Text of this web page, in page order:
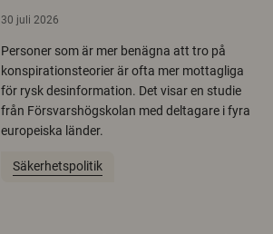
30 juli 2026
Personer som är mer benägna att tro på
konspirationsteorier är ofta mer mottagliga
för rysk desinformation. Det visar en studie
från Försvarshögskolan med deltagare i fyra
europeiska länder.
Säkerhetspolitik